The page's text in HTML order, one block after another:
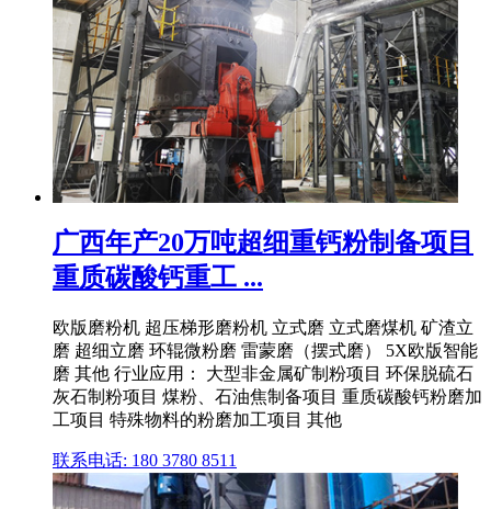
广西年产20万吨超细重钙粉制备项目
重质碳酸钙重工 ...
欧版磨粉机 超压梯形磨粉机 立式磨 立式磨煤机 矿渣立
磨 超细立磨 环辊微粉磨 雷蒙磨（摆式磨） 5X欧版智能
磨 其他 行业应用： 大型非金属矿制粉项目 环保脱硫石
灰石制粉项目 煤粉、石油焦制备项目 重质碳酸钙粉磨加
工项目 特殊物料的粉磨加工项目 其他
联系电话: 180 3780 8511